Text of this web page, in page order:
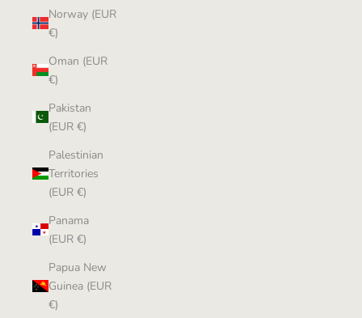
Norway (EUR
€)
Oman (EUR
€)
Pakistan
(EUR €)
Palestinian
Territories
(EUR €)
Panama
(EUR €)
Papua New
Guinea (EUR
€)